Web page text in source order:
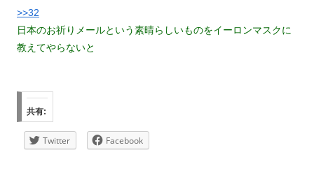
>>32
日本のお祈りメールという素晴らしいものをイーロンマスクに
教えてやらないと
共有:
Twitter Facebook